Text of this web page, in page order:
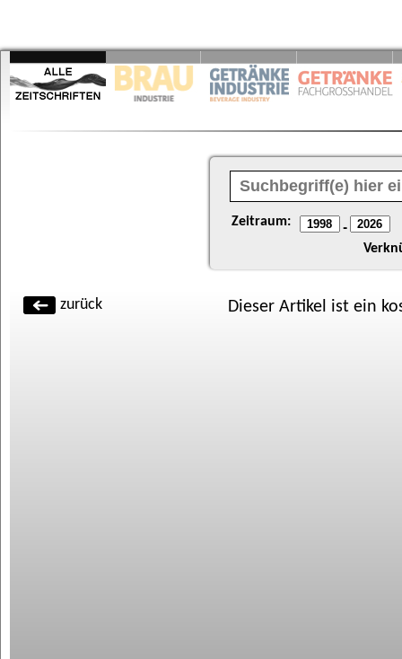
Zeitraum: -
zurück Dieser Artikel ist ein